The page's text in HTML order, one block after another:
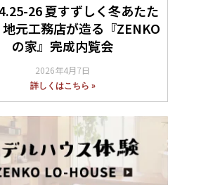
26 夏すずしく冬あたた
元工務店が造る『ZENKO
の家』完成内覧会
2026年4月7日
詳しくはこちら »